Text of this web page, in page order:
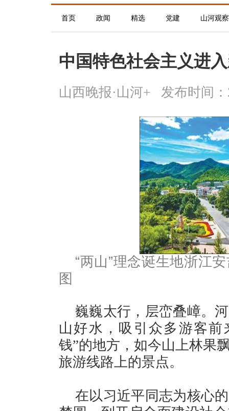
首页 政闻 精选 党建 山河观察
中国特色社会主义进
山西晚报·山河+ 发布时间：
“两山”理念诞生地浙江
图
巍巍太行，层峦叠嶂。
山好水，吸引众多游客前
钱”的地方，如今山上林果
旅游线路上的景点。
在以习近平同志为核心